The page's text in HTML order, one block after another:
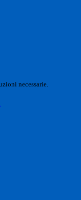
necessarie.